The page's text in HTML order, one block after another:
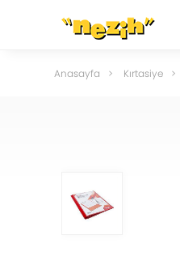
Anasayfa Kırtasiye